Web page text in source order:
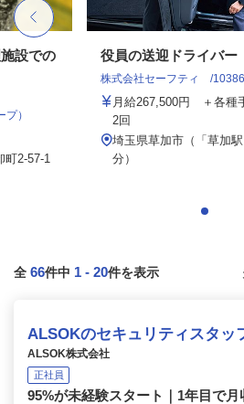
設での
）
町2-57-1
役員の送迎ドライバー
株式会社セーフティ /
月給267,500円 ＋各種
2回
埼玉県草加市（「草加
分）
全 66件中 1 - 20件を表示
ALSOKのセキュリティスタッ
ALSOK株式会社
正社員
95%が未経験スタート｜1年目で